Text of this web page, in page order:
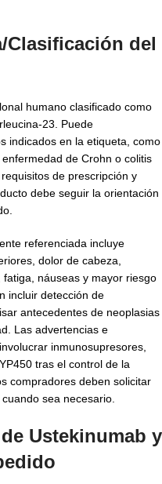
Clasificación del
humano clasificado como
23. Puede
indicados en la etiqueta, como
de Crohn o colitis
de prescripción y
debe seguir la orientación
referenciada incluye
dolor de cabeza,
náuseas y mayor riesgo
incluir detección de
antecedentes de neoplasias
Las advertencias e
inmunosupresores,
tras el control de la
compradores deben solicitar
sea necesario.
Ustekinumab y